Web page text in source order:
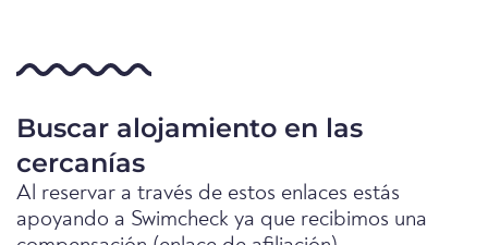
Buscar alojamiento en las
cercanías
Al reservar a través de estos enlaces estás
apoyando a Swimcheck ya que recibimos una